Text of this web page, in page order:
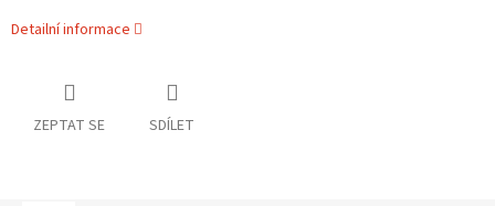
Detailní informace
ZEPTAT SE SDÍLET